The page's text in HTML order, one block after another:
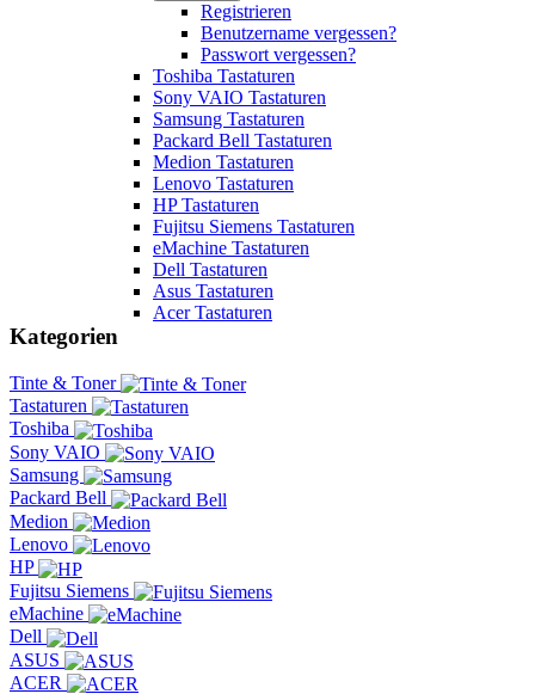
Registrieren
Benutzername vergessen?
Passwort vergessen?
Toshiba Tastaturen
Sony VAIO Tastaturen
Samsung Tastaturen
Packard Bell Tastaturen
Medion Tastaturen
Lenovo Tastaturen
HP Tastaturen
Fujitsu Siemens Tastaturen
eMachine Tastaturen
Dell Tastaturen
Asus Tastaturen
Acer Tastaturen
Kategorien
Tinte & Toner
Tastaturen
Toshiba
Sony VAIO
Samsung
Packard Bell
Medion
Lenovo
HP
Fujitsu Siemens
eMachine
Dell
ASUS
ACER